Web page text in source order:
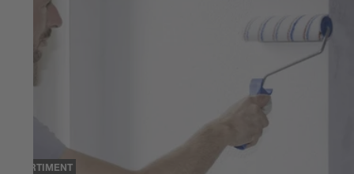
SORTIMENT